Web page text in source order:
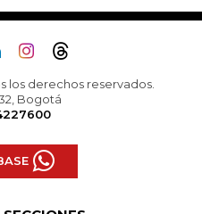
los derechos reservados.
Bogotá